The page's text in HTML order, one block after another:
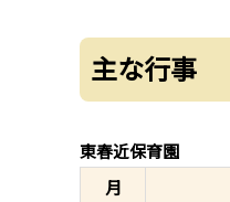
主な行事
東春近保育園
月